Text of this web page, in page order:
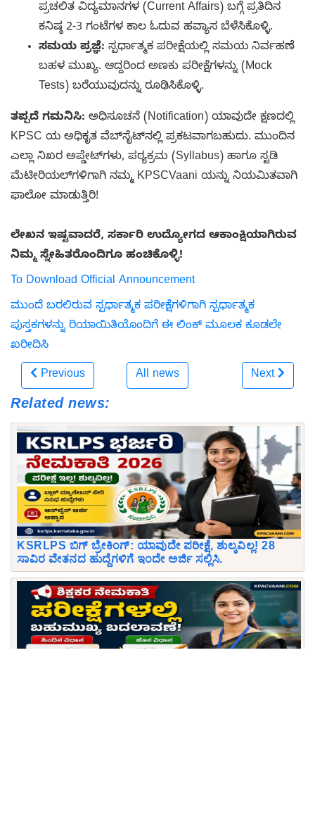
ಪ್ರಚಲಿತ ವಿದ್ಯಮಾನಗಳ (Current Affairs) ಬಗ್ಗೆ ಪ್ರತಿದಿನ
ಕನಿಷ್ಠ 2-3 ಗಂಟೆಗಳ ಕಾಲ ಓದುವ ಹವ್ಯಾಸ ಬೆಳೆಸಿಕೊಳ್ಳಿ.
ಸಮಯ ಪ್ರಜ್ಞೆ: ಸ್ಪರ್ಧಾತ್ಮಕ ಪರೀಕ್ಷೆಯಲ್ಲಿ ಸಮಯ ನಿರ್ವಹಣೆ
ಬಹಳ ಮುಖ್ಯ. ಆದ್ದರಿಂದ ಅಣಕು ಪರೀಕ್ಷೆಗಳನ್ನು (Mock
Tests) ಬರೆಯುವುದನ್ನು ರೂಢಿಸಿಕೊಳ್ಳಿ.
ತಪ್ಪದೆ ಗಮನಿಸಿ: ಅಧಿಸೂಚನೆ (Notification) ಯಾವುದೇ ಕ್ಷಣದಲ್ಲಿ
KPSC ಯ ಅಧಿಕೃತ ವೆಬ್‌ಸೈಟ್‌ನಲ್ಲಿ ಪ್ರಕಟವಾಗಬಹುದು. ಮುಂದಿನ
ಎಲ್ಲಾ ನಿಖರ ಅಪ್ಡೇಟ್‌ಗಳು, ಪಠ್ಯಕ್ರಮ (Syllabus) ಹಾಗೂ ಸ್ಟಡಿ
ಮೆಟೀರಿಯಲ್‌ಗಳಿಗಾಗಿ ನಮ್ಮ KPSCVaani ಯನ್ನು ನಿಯಮಿತವಾಗಿ
ಫಾಲೋ ಮಾಡುತ್ತಿರಿ!
ಲೇಖನ ಇಷ್ಟವಾದರೆ, ಸರ್ಕಾರಿ ಉದ್ಯೋಗದ ಆಕಾಂಕ್ಷಿಯಾಗಿರುವ
ನಿಮ್ಮ ಸ್ನೇಹಿತರೊಂದಿಗೂ ಹಂಚಿಕೊಳ್ಳಿ!
To Download Official Announcement
ಮುಂದೆ ಬರಲಿರುವ ಸ್ಪರ್ಧಾತ್ಮಕ ಪರೀಕ್ಷೆಗಳಿಗಾಗಿ ಸ್ಪರ್ಧಾತ್ಮಕ
ಪುಸ್ತಕಗಳನ್ನು ರಿಯಾಯಿತಿಯೊಂದಿಗೆ ಈ ಲಿಂಕ್ ಮೂಲಕ ಕೂಡಲೇ
ಖರೀದಿಸಿ
Previous
All news
Next
Related news:
KSRLPS ಬಿಗ್ ಬ್ರೇಕಿಂಗ್: ಯಾವುದೇ ಪರೀಕ್ಷೆ, ಶುಲ್ಕವಿಲ್ಲ! 28
ಸಾವಿರ ವೇತನದ ಹುದ್ದೆಗಳಿಗೆ ಇಂದೇ ಅರ್ಜಿ ಸಲ್ಲಿಸಿ.